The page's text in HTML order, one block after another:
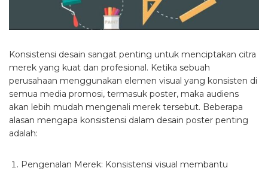
Konsistensi desain sangat penting untuk menciptakan citra
merek yang kuat dan profesional. Ketika sebuah
perusahaan menggunakan elemen visual yang konsisten di
semua media promosi, termasuk poster, maka audiens
akan lebih mudah mengenali merek tersebut. Beberapa
alasan mengapa konsistensi dalam desain poster penting
adalah:
Pengenalan Merek: Konsistensi visual membantu